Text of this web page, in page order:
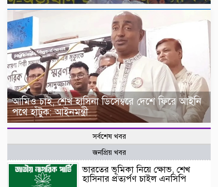
আমিও চাই, শেখ হাসিনা ডিসেম্বরে দেশে ফিরে আইনি
পথে হাঁটুক: আইনমন্ত্রী
সর্বশেষ খবর
জনপ্রিয় খবর
ভারতের ভূমিকা নিয়ে ক্ষোভ, শেখ
হাসিনার প্রত্যর্পণ চাইল এনসিপি